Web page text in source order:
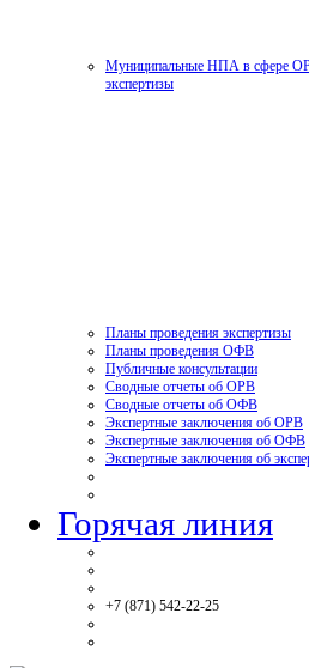
Муниципальные НПА в сфере
экспертизы
Планы проведения экспертизы
Планы проведения ОФВ
Публичные консультации
Сводные отчеты об ОРВ
Сводные отчеты об ОФВ
Экспертные заключения об ОРВ
Экспертные заключения об ОФВ
Экспертные заключения об
Горячая линия
+7 (871) 542-22-25